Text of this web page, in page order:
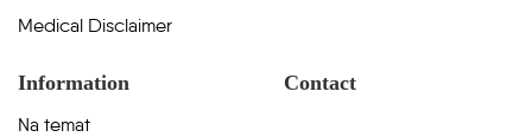
Medical Disclaimer
Information
Na temat
Contact